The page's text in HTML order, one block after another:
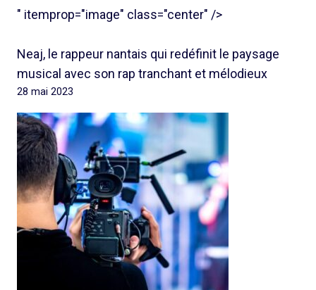
" itemprop="image" class="center" />
Neaj, le rappeur nantais qui redéfinit le paysage
musical avec son rap tranchant et mélodieux
28 mai 2023